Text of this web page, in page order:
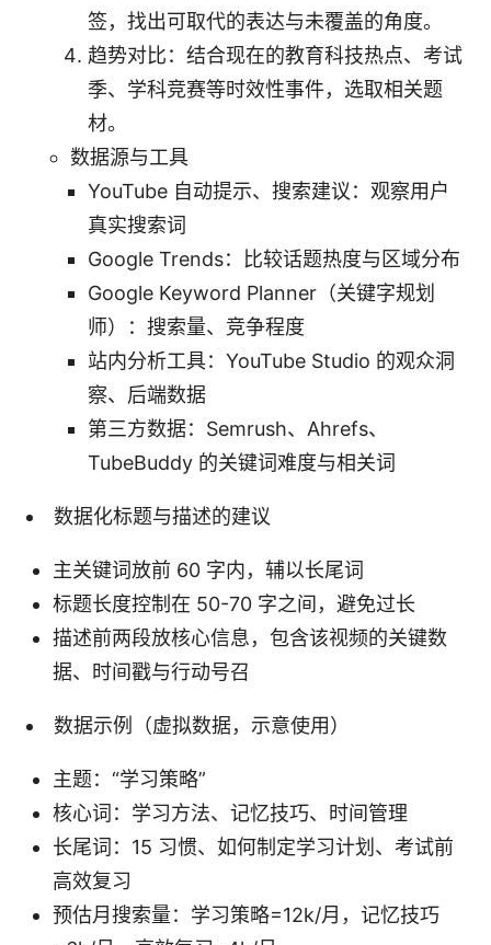
签，找出可取代的表达与未覆盖的角度。
趋势对比：结合现在的教育科技热点、考试
季、学科竞赛等时效性事件，选取相关题
材。
数据源与工具
YouTube 自动提示、搜索建议：观察用户
真实搜索词
Google Trends：比较话题热度与区域分布
Google Keyword Planner（关键字规划
师）：搜索量、竞争程度
站内分析工具：YouTube Studio 的观众洞
察、后端数据
第三方数据：Semrush、Ahrefs、
TubeBuddy 的关键词难度与相关词
数据化标题与描述的建议
主关键词放前 60 字内，辅以长尾词
标题长度控制在 50-70 字之间，避免过长
描述前两段放核心信息，包含该视频的关键数
据、时间戳与行动号召
数据示例（虚拟数据，示意使用）
主题：“学习策略”
核心词：学习方法、记忆技巧、时间管理
长尾词：15 习惯、如何制定学习计划、考试前
高效复习
预估月搜索量：学习策略=12k/月，记忆技巧